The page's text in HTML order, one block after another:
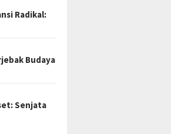
Radikal:
Budaya
Senjata